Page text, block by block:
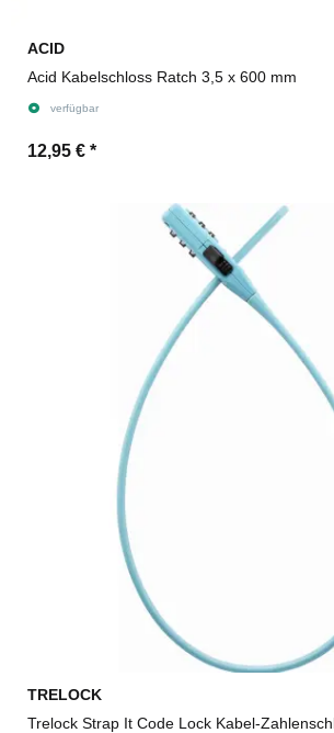
ACID
Acid Kabelschloss Ratch 3,5 x 600 mm
verfügbar
12,95 € *
TRELOCK
Trelock Strap It Code Lock Kabel-